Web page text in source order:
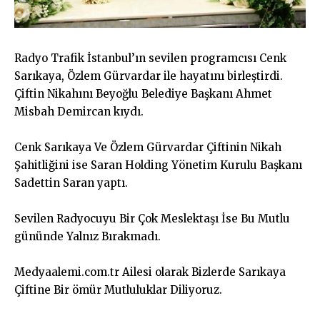
Radyo Trafik İstanbul’ın sevilen programcısı Cenk
Sarıkaya, Özlem Gürvardar ile hayatını birleştirdi.
Çiftin Nikahını Beyoğlu Belediye Başkanı Ahmet
Misbah Demircan kıydı.
Cenk Sarıkaya Ve Özlem Gürvardar Çiftinin Nikah
Şahitliğini ise Saran Holding Yönetim Kurulu Başkanı
Sadettin Saran yaptı.
Sevilen Radyocuyu Bir Çok Meslektaşı İse Bu Mutlu
gününde Yalnız Bırakmadı.
Medyaalemi.com.tr Ailesi olarak Bizlerde Sarıkaya
Çiftine Bir ömür Mutluluklar Diliyoruz.